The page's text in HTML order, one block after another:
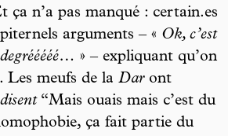
ça n’a pas manqué : certain.es
arguments – « Ok, c’est
» – expliquant qu’on
Les meufs de la Dar ont
“Mais ouais mais c’est du
ça fait partie du